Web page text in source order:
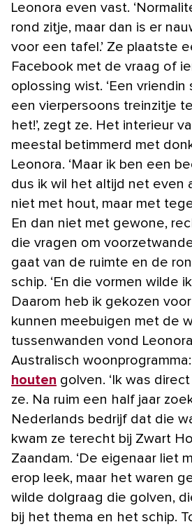
Leonora even vast.
rond zitje, maar dan is er
voor een tafel.’ Ze plaatste
Facebook met de vraag of
oplossing wist. ‘Een
een vierpersoons treinzitje
het!’, zegt ze. Het interieur
meestal betimmerd met
Leonora. ‘Maar ik ben een
dus ik wil het altijd net even
niet met hout, maar met
En dan niet met gewone,
die vragen om
gaat van de ruimte en de
schip. ‘En die vormen wilde
Daarom heb ik gekozen
kunnen meebuigen met de
tussenwanden vond
Australisch woonprogramma:
houten golven. ‘Ik was
ze. Na ruim een half jaar
Nederlands bedrijf dat die
kwam ze terecht bij Zwart
Zaandam. ‘De eigenaar liet
erop leek, maar het waren
wilde dolgraag die golven,
bij het thema en het schip.